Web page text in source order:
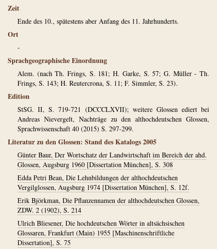
Zeit
Ende des 10., spätestens aber Anfang des 11. Jahrhunderts.
Ort
-
Sprachgeographische Einordnung
Alem. (nach Th. Frings, S. 181; H. Garke, S. 57; G. Müller - Th.
Frings, S. 143; H. Reutercrona, S. 11; F. Simmler, S. 23).
Edition
StSG. II, S. 719-721 (DCCCLXVII); weitere Glossen ediert bei
Andreas Nievergelt, Nachträge zu den althochdeutschen Glossen,
Sprachwissenschaft 40 (2015) S. 297-299.
Literatur zu den Glossen: Stand des Katalogs 2005
Günter Baur, Der Wortschatz der Landwirtschaft im Bereich der ahd.
Glossen, Augsburg 1960 [Dissertation München], S. 308
Edda Petri Bean, Die Lehnbildungen der althochdeutschen
Vergilglossen, Augsburg 1974 [Dissertation München], S. 12f.
Erik Björkman, Die Pflanzennamen der althochdeutschen Glossen,
ZDW. 2 (1902), S. 214
Ulrich Bliesener, Die hochdeutschen Wörter in altsächsischen
Glossaren, Frankfurt (Main) 1955 [Maschinenschriftliche
Dissertation], S. 75